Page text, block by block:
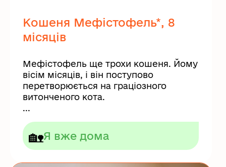
Кошеня Мефістофель*, 8
місяців
Мефістофель ще трохи кошеня. Йому
вісім місяців, і він поступово
перетворюється на граціозного
витонченого кота.
...
🏡Я вже дома